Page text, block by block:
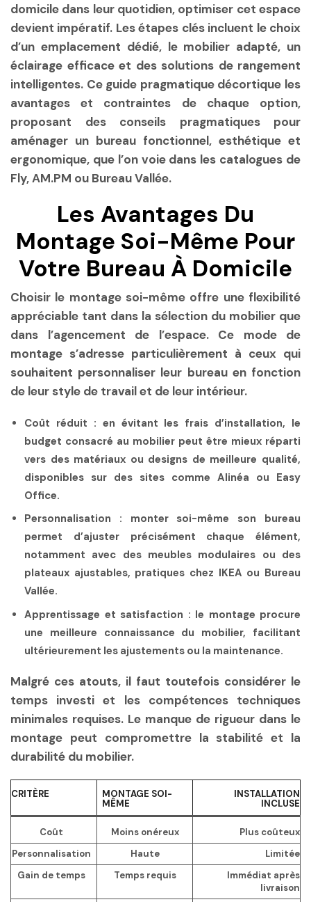
domicile dans leur quotidien, optimiser cet espace
devient impératif. Les étapes clés incluent le choix
d’un emplacement dédié, le mobilier adapté, un
éclairage efficace et des solutions de rangement
intelligentes. Ce guide pragmatique décortique les
avantages et contraintes de chaque option,
proposant des conseils pragmatiques pour
aménager un bureau fonctionnel, esthétique et
ergonomique, que l’on voie dans les catalogues de
Fly, AM.PM ou Bureau Vallée.
Les Avantages Du
Montage Soi-Même Pour
Votre Bureau À Domicile
Choisir le montage soi-même offre une flexibilité
appréciable tant dans la sélection du mobilier que
dans l’agencement de l’espace. Ce mode de
montage s’adresse particulièrement à ceux qui
souhaitent personnaliser leur bureau en fonction
de leur style de travail et de leur intérieur.
Coût réduit : en évitant les frais d’installation, le
budget consacré au mobilier peut être mieux réparti
vers des matériaux ou designs de meilleure qualité,
disponibles sur des sites comme Alinéa ou Easy
Office.
Personnalisation : monter soi-même son bureau
permet d’ajuster précisément chaque élément,
notamment avec des meubles modulaires ou des
plateaux ajustables, pratiques chez IKEA ou Bureau
Vallée.
Apprentissage et satisfaction : le montage procure
une meilleure connaissance du mobilier, facilitant
ultérieurement les ajustements ou la maintenance.
Malgré ces atouts, il faut toutefois considérer le
temps investi et les compétences techniques
minimales requises. Le manque de rigueur dans le
montage peut compromettre la stabilité et la
durabilité du mobilier.
CRITÈRE
MONTAGE SOI-
MÊME
INSTALLATION
INCLUSE
Coût Moins onéreux
Plus coûteux
Personnalisation
Haute
Limitée
Gain de temps
Temps requis
Immédiat après
livraison